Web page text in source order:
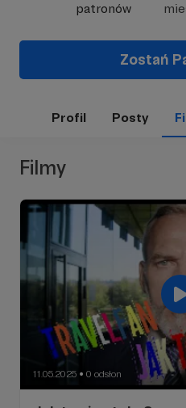
patronów
Zostań
Profil Posty
Filmy
11.05.2025 ● 0 odsłon